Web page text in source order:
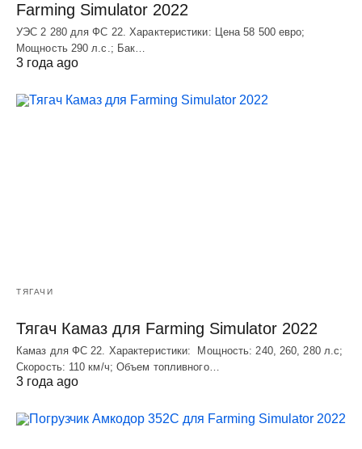
Farming Simulator 2022
УЭC 2 280 для ФС 22. Характеристики: Цена 58 500 евро;
Мощность 290 л.с.; Бак…
3 года ago
ТЯГАЧИ
Тягач Камаз для Farming Simulator 2022
Камаз для ФС 22. Характеристики: Мощность: 240, 260, 280 л.с;
Скорость: 110 км/ч; Объем топливного…
3 года ago